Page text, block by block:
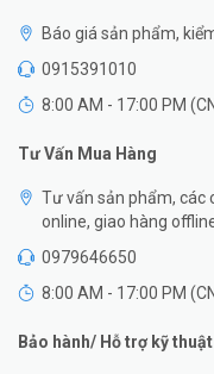
Báo giá sản phẩm,
0915391010
8:00 AM - 17:00 PM
Tư Vấn Mua Hàng
Tư vấn sản phẩm, các
online, giao hàng
0979646650
8:00 AM - 17:00 PM
Bảo hành/ Hỗ trợ kỹ thuật